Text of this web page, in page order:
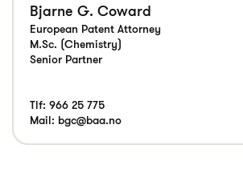
Bjarne G. Coward
European Patent Attorney
M.Sc. (Chemistry)
Senior Partner
Tlf: 966 25 775
Mail: bgc@baa.no